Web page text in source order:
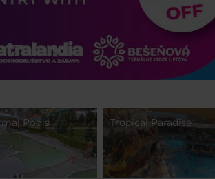
Pools Tropical Paradise